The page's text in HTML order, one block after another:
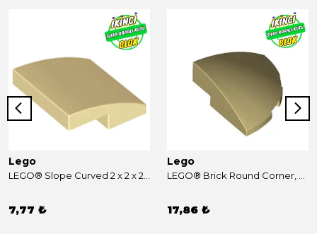
Lego
7,77 ₺
Lego
17,86 ₺